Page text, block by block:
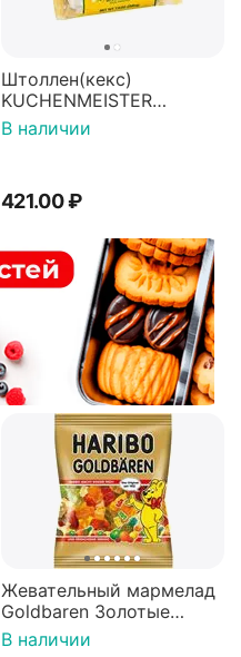
Штоллен(кекс)
KUCHENMEISTER
Рождественский 200г
(Германия)
В наличии
421.00₽
Жевательный мармелад
Goldbaren Золотые
мишки 100г, Германия
В наличии